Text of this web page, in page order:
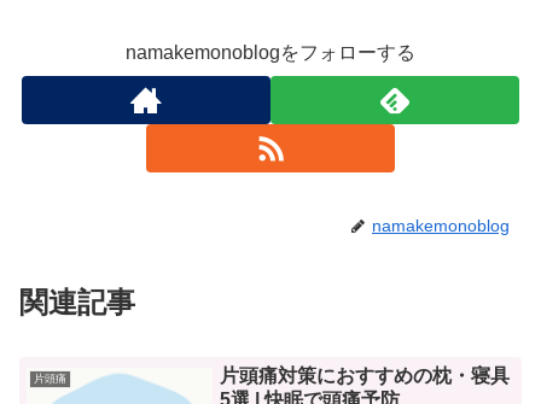
namakemonoblogをフォローする
namakemonoblog
関連記事
片頭痛
片頭痛対策におすすめの枕・寝具